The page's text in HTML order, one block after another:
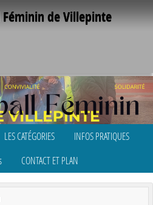
de Villepinte
LES CATÉGORIES
INFOS PRATIQUES
CONTACT ET PLAN